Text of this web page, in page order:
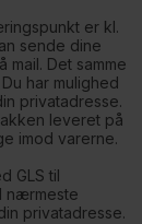
er kl.
sende dine
Det samme
har mulighed
privatadresse.
leveret på
imod varerne.
GLS til
nærmeste
privatadresse.